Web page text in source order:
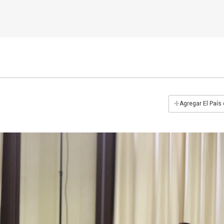
+Agregar El País